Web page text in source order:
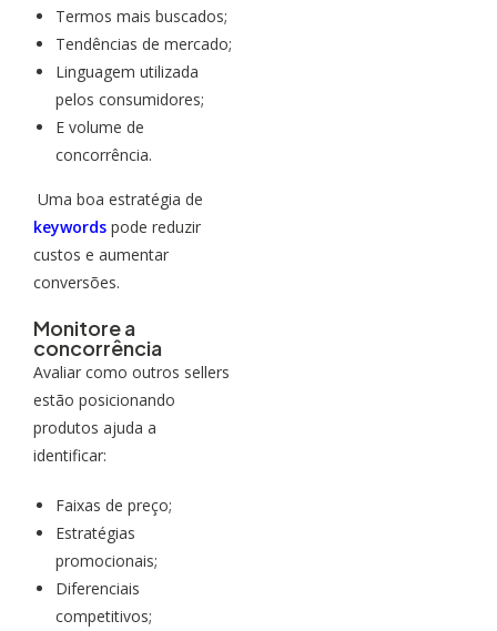
Termos mais buscados;
Tendências de mercado;
Linguagem utilizada
pelos consumidores;
E volume de
concorrência.
Uma boa estratégia de
keywords pode reduzir
custos e aumentar
conversões.
Monitore a
concorrência
Avaliar como outros sellers
estão posicionando
produtos ajuda a
identificar:
Faixas de preço;
Estratégias
promocionais;
Diferenciais
competitivos;